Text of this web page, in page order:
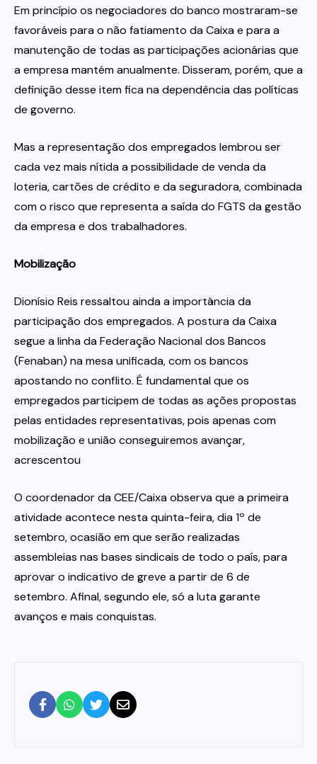
Em princípio os negociadores do banco mostraram-se
favoráveis para o não fatiamento da Caixa e para a
manutenção de todas as participações acionárias que
a empresa mantém anualmente. Disseram, porém, que a
definição desse item fica na dependência das políticas
de governo.
Mas a representação dos empregados lembrou ser
cada vez mais nítida a possibilidade de venda da
loteria, cartões de crédito e da seguradora, combinada
com o risco que representa a saída do FGTS da gestão
da empresa e dos trabalhadores.
Mobilização
Dionísio Reis ressaltou ainda a importância da
participação dos empregados. A postura da Caixa
segue a linha da Federação Nacional dos Bancos
(Fenaban) na mesa unificada, com os bancos
apostando no conflito. É fundamental que os
empregados participem de todas as ações propostas
pelas entidades representativas, pois apenas com
mobilização e união conseguiremos avançar,
acrescentou
O coordenador da CEE/Caixa observa que a primeira
atividade acontece nesta quinta-feira, dia 1º de
setembro, ocasião em que serão realizadas
assembleias nas bases sindicais de todo o país, para
aprovar o indicativo de greve a partir de 6 de
setembro. Afinal, segundo ele, só a luta garante
avanços e mais conquistas.